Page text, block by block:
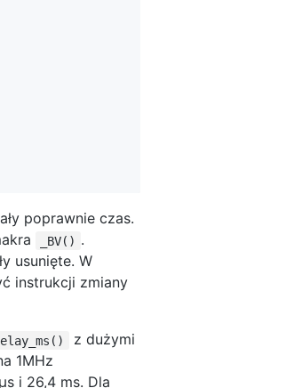
poprawnie czas.
_BV() .
usunięte. W
instrukcji zmiany
z dużymi
1MHz
i 26,4 ms. Dla